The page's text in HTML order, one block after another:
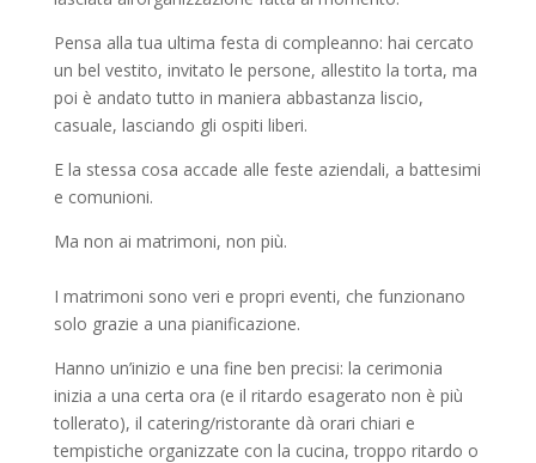
Pensa alla tua ultima festa di compleanno: hai cercato
un bel vestito, invitato le persone, allestito la torta, ma
poi è andato tutto in maniera abbastanza liscio,
casuale, lasciando gli ospiti liberi.
E la stessa cosa accade alle feste aziendali, a battesimi
e comunioni.
Ma non ai matrimoni, non più.
I matrimoni sono veri e propri eventi, che funzionano
solo grazie a una pianificazione.
Hanno un’inizio e una fine ben precisi: la cerimonia
inizia a una certa ora (e il ritardo esagerato non è più
tollerato), il catering/ristorante dà orari chiari e
tempistiche organizzate con la cucina, troppo ritardo o